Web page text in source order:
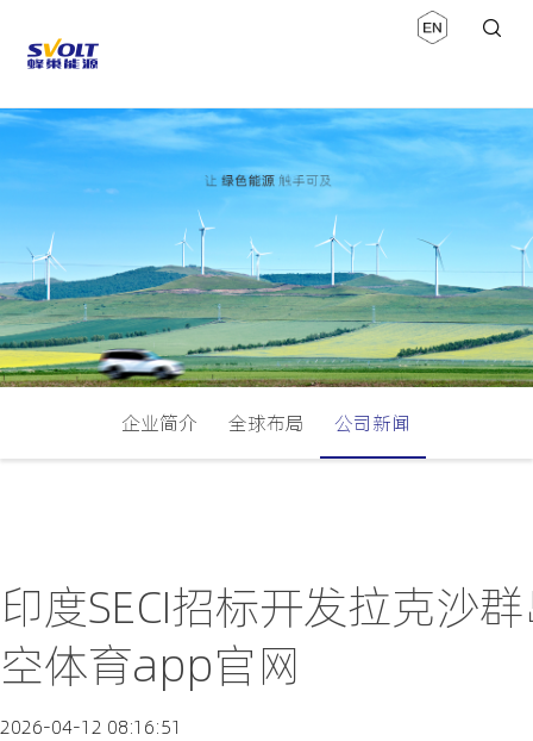
企业简介 全球布局 公司新闻
印度SECI招标开发拉克沙
空体育app官网
2026-04-12 08:16:51